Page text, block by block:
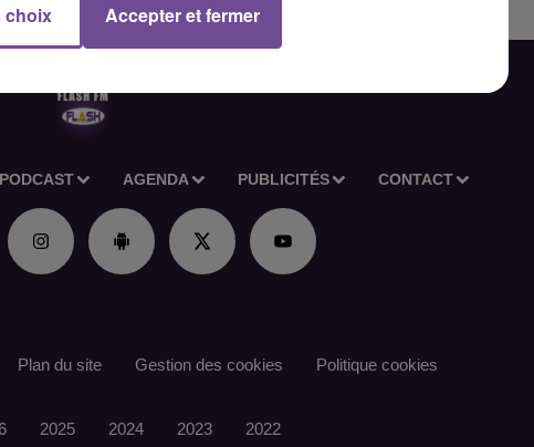
PODCAST AGENDA PUBLICITÉS CONTACT
Plan du site Gestion des cookies Politique cookies
2025 2024 2023 2022
choix Accepter et fermer